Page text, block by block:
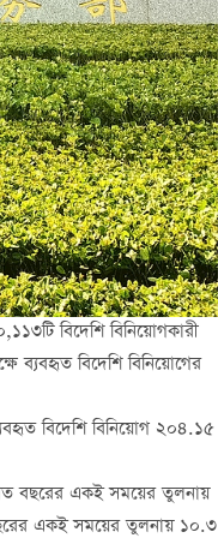
বিদেশি বিনিয়োগকারী
ব্যবহৃত বিদেশি বিনিয়োগের
বিদেশি বিনিয়োগ ২০৪.১৫
গত বছরের একই সময়ের তুলনায়
একই সময়ের তুলনায় ১০.৩